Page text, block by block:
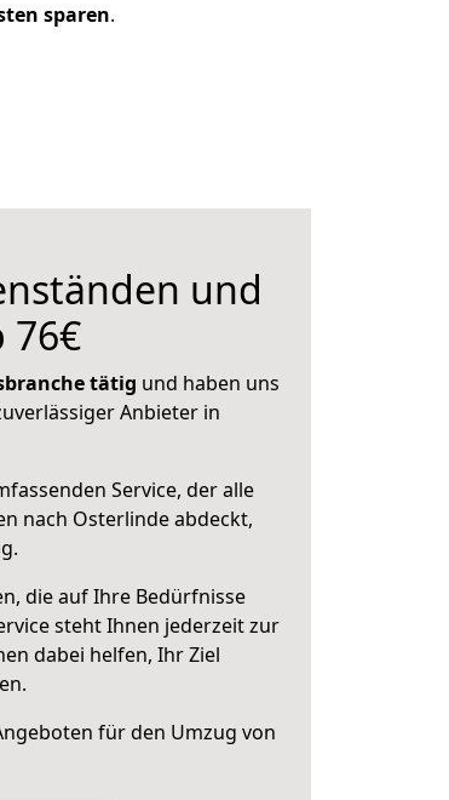
sparen.
und
76€
tätig und haben uns
Anbieter in
Service, der alle
nach Osterlinde abdeckt,
die auf Ihre Bedürfnisse
steht Ihnen jederzeit zur
dabei helfen, Ihr Ziel
für den Umzug von